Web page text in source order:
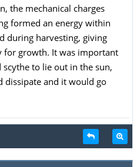
the mechanical charges
formed an energy within
during harvesting, giving
for growth. It was important
to lie out in the sun,
dissipate and it would go